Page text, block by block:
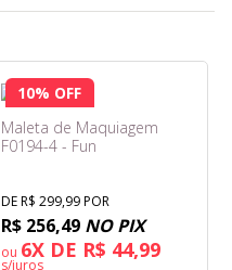
10% OFF
Maleta de Maquiagem
F0194-4 - Fun
DE R$ 299,99 POR
R$ 256,49 NO PIX
ou 6X DE R$ 44,99
s/juros